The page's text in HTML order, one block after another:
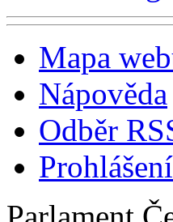
Mapa
Nápověda
Odběr